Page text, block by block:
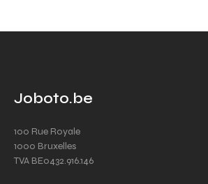
Joboto.be
100 Rue Royale
1000 Bruxelles
TVA BE0432.916.146